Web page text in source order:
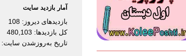
آمار بازدید سایت
بازدیدهای دیروز: 108
کل بازدیدها: 480,103
تاریخ به‌روزشدن سایت: